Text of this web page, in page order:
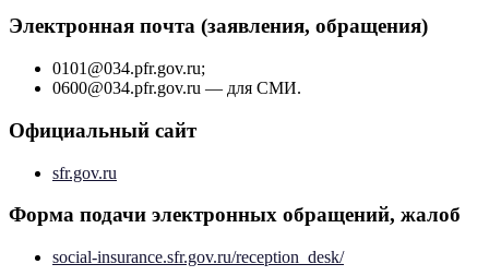
Электронная почта (заявления, обращения)
0101@034.pfr.gov.ru;
0600@034.pfr.gov.ru — для СМИ.
Официальный сайт
sfr.gov.ru
Форма подачи электронных обращений, жалоб
social-insurance.sfr.gov.ru/reception_desk/